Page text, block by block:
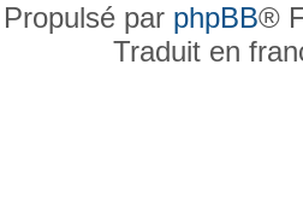
Propulsé par phpBB®
Traduit en